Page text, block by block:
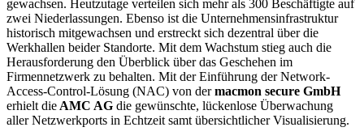
gewachsen. Heutzutage verteilen sich mehr als 300 Beschäftigte auf
zwei Niederlassungen. Ebenso ist die Unternehmensinfrastruktur
historisch mitgewachsen und erstreckt sich dezentral über die
Werkhallen beider Standorte. Mit dem Wachstum stieg auch die
Herausforderung den Überblick über das Geschehen im
Firmennetzwerk zu behalten. Mit der Einführung der Network-
Access-Control-Lösung (NAC) von dermacmon secure GmbH
erhielt die AMC AG die gewünschte, lückenlose Überwachung
aller Netzwerkports in Echtzeit samt übersichtlicher Visualisierung.